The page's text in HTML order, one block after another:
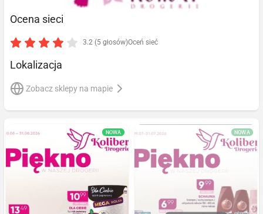
Ocena sieci
3.2 (5 głosów)Oceń sieć
Lokalizacja
Zobacz sklepy na mapie
NOWA NOWA